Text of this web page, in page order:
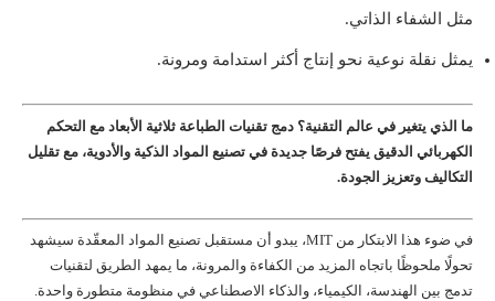
مثل الشفاء الذاتي.
يمثل نقلة نوعية نحو إنتاج أكثر استدامة ومرونة.
ما الذي يتغير في عالم التقنية؟ دمج تقنيات الطباعة ثلاثية الأبعاد مع التحكم
الكهربائي الدقيق يفتح فرصًا جديدة في تصنيع المواد الذكية والأدوية، مع تقليل
التكاليف وتعزيز الجودة.
في ضوء هذا الابتكار من MIT، يبدو أن مستقبل تصنيع المواد المعقّدة سيشهد
تحولًا ملحوظًا باتجاه المزيد من الكفاءة والمرونة، ما يمهد الطريق لتقنيات
تدمج بين الهندسة، الكيمياء، والذكاء الاصطناعي في منظومة متطورة واحدة.